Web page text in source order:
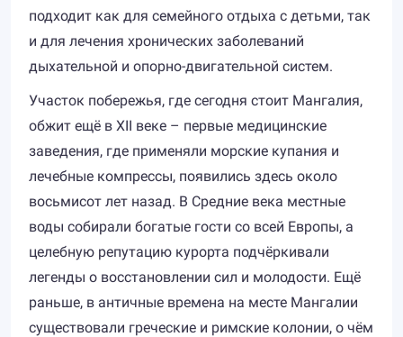
подходит как для семейного отдыха с детьми, так
и для лечения хронических заболеваний
дыхательной и опорно-двигательной систем.
Участок побережья, где сегодня стоит Мангалия,
обжит ещё в XII веке – первые медицинские
заведения, где применяли морские купания и
лечебные компрессы, появились здесь около
восьмисот лет назад. В Средние века местные
воды собирали богатые гости со всей Европы, а
целебную репутацию курорта подчёркивали
легенды о восстановлении сил и молодости. Ещё
раньше, в античные времена на месте Мангалии
существовали греческие и римские колонии, о чём